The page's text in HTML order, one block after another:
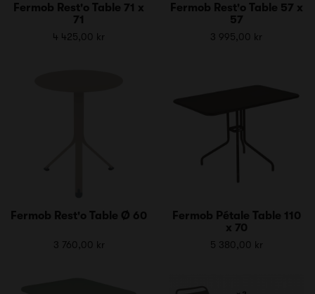
Fermob Rest'o Table 71 x
71
4 425,00 kr
Fermob Rest'o Table 57 x
57
3 995,00 kr
Fermob Rest'o Table Ø 60
3 760,00 kr
Fermob Pétale Table 110
x 70
5 380,00 kr